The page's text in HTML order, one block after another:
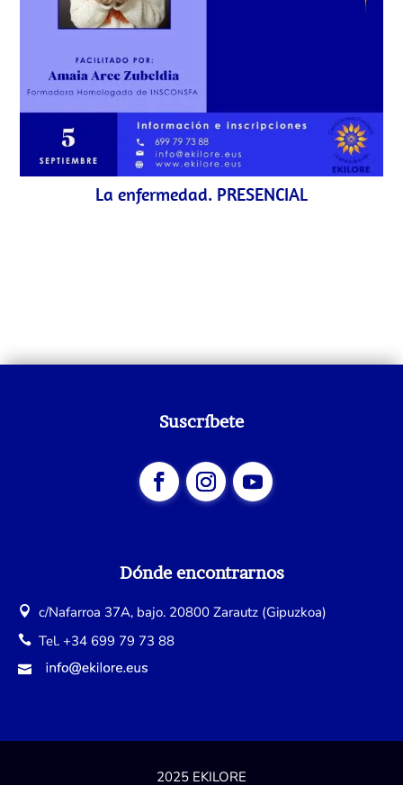
La enfermedad. PRESENCIAL
Suscríbete
Dónde encontrarnos
c/Nafarroa 37A, bajo. 20800 Zarautz (Gipuzkoa)
Tel. +34 699 79 73 88
2025 EKILORE